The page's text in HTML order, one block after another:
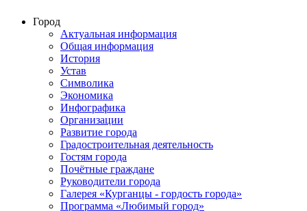
Город
Актуальная информация
Общая информация
История
Устав
Символика
Экономика
Инфографика
Организации
Развитие города
Градостроительная деятельность
Гостям города
Почётные граждане
Руководители города
Галерея «Курганцы - гордость города»
Программа «Любимый город»